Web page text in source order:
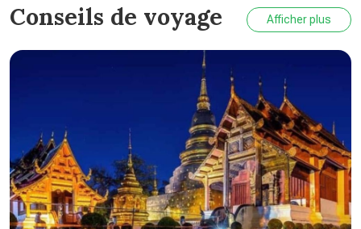
Conseils de voyage Afficher plus